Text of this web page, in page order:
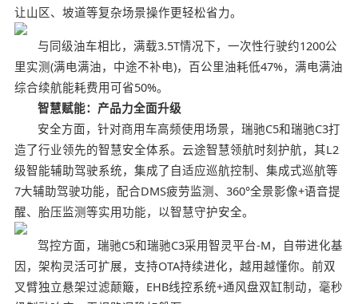
让山区、坡道等复杂场景操作更轻松省力。
与同级油车相比，满载3.5T情况下，一次性行驶约1200公
里实测(满电满油，中途不补电)，百公里油耗低47%，满电满油
综合续航能耗费用可省50%。
智慧赋能：产品力全面升级
安全方面，针对商用车高频使用场景，瑞驰C5和瑞驰C3打
造了行业领先的智慧安全体系。云途智慧领航时刻护航，其L2
级智能辅助驾驶系统，集成了自适应巡航控制、集成式巡航等
7大辅助驾驶功能，配合DMS疲劳监测、360°全景影像+语音提
醒、胎压监测等实用功能，以智慧守护安全。
驾控方面，瑞驰C5和瑞驰C3采用智灵平台-M，自带进化基
因，架构灵活可扩展，支持OTA持续进化，越用越懂你。前双
叉臂独立悬架过滤颠簸，EHB线控系统+通风盘双缸制动，毫秒